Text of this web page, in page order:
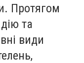
Протягом
та
види